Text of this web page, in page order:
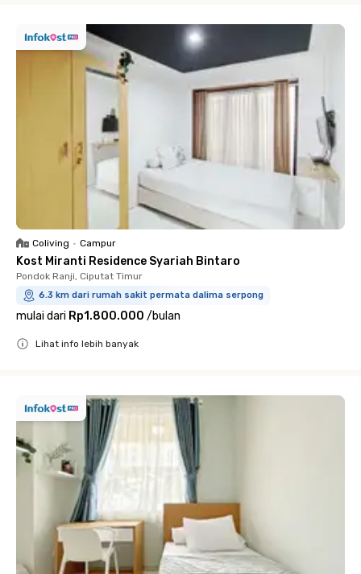
Coliving • Campur
Kost Miranti Residence Syariah Bintaro
Pondok Ranji, Ciputat Timur
6.3 km dari rumah sakit permata dalima serpong
mulai dari Rp1.800.000 /bulan
Lihat info lebih banyak